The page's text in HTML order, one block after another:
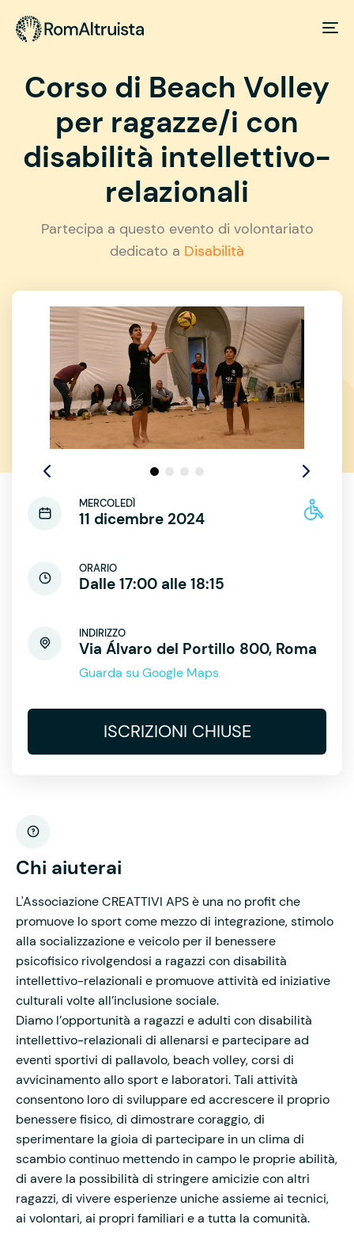
Corso di Beach Volley
per ragazze/i con
disabilità intellettivo-
relazionali
Partecipa a questo evento di volontariato
dedicato a Disabilità
MERCOLEDÌ
11 dicembre 2024
ORARIO
Dalle 17:00 alle 18:15
INDIRIZZO
Via Álvaro del Portillo 800, Roma
Guarda su Google Maps
ISCRIZIONI CHIUSE
Chi aiuterai
L'Associazione CREATTIVI APS è una no profit che
promuove lo sport come mezzo di integrazione, stimolo
alla socializzazione e veicolo per il benessere
psicofisico rivolgendosi a ragazzi con disabilità
intellettivo-relazionali e promuove attività ed iniziative
culturali volte all’inclusione sociale.
Diamo l’opportunità a ragazzi e adulti con disabilità
intellettivo-relazionali di allenarsi e partecipare ad
eventi sportivi di pallavolo, beach volley, corsi di
avvicinamento allo sport e laboratori. Tali attività
consentono loro di sviluppare ed accrescere il proprio
benessere fisico, di dimostrare coraggio, di
sperimentare la gioia di partecipare in un clima di
scambio continuo mettendo in campo le proprie abilità,
di avere la possibilità di stringere amicizie con altri
ragazzi, di vivere esperienze uniche assieme ai tecnici,
ai volontari, ai propri familiari e a tutta la comunità.